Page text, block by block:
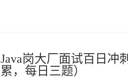
Java岗大厂面试百日冲
累，每日三题）